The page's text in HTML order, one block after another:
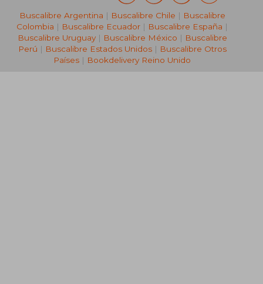
Buscalibre Argentina | Buscalibre Chile | Buscalibre
Colombia | Buscalibre Ecuador | Buscalibre España |
Buscalibre Uruguay| Buscalibre México | Buscalibre
Perú | Buscalibre Estados Unidos| Buscalibre Otros
Países | Bookdelivery Reino Unido